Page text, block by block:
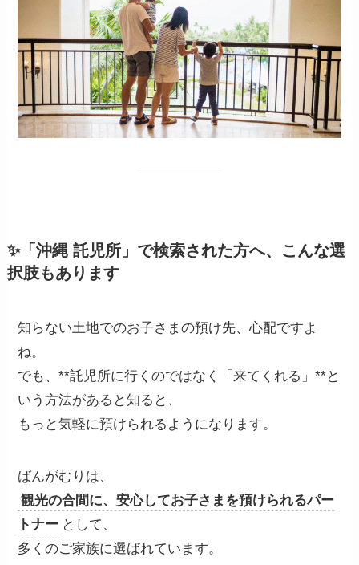
✨「沖縄 託児所」で検索された方へ、こんな選
択肢もあります
知らない土地でのお子さまの預け先、心配ですよ
ね。
でも、**託児所に行くのではなく「来てくれる」**と
いう方法があると知ると、
もっと気軽に預けられるようになります。
ばんがむりは、
観光の合間に、安心してお子さまを預けられるパー
トナー として、
多くのご家族に選ばれています。